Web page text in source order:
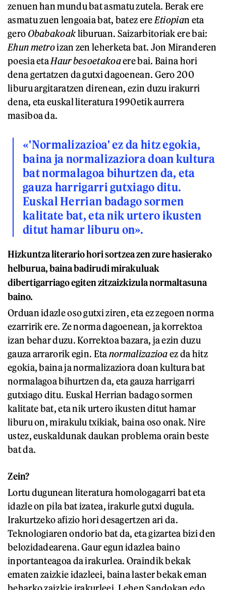
zenuen han mundu bat asmatu zutela. Berak ere
asmatu zuen lengoaia bat, batez ereEtiopian eta
gero Obabakoakliburuan. Saizarbitoriak ere bai:
Ehun metroizan zen leherketa bat. Jon Miranderen
poesia etaHaur besoetakoaere bai. Baina hori
dena gertatzen da gutxi dagoenean. Gero 200
liburu argitaratzen direnean, ezin duzu irakurri
dena, eta euskal literatura 1990etik aurrera
masiboa da.
«'Normalizazioa' ez da hitz egokia,
baina ja normalizaziora doan kultura
bat normalagoa bihurtzen da, eta
gauza harrigarri gutxiago ditu.
Euskal Herrian badago sormen
kalitate bat, eta nik urtero ikusten
ditut hamar liburu on».
Hizkuntza literario hori sortzea zen zure hasierako
helburua, baina badirudi mirakuluak
dibertigarriago egiten zitzaizkizula normaltasuna
baino.
Orduan idazle oso gutxi ziren, eta ez zegoen norma
ezarririk ere. Ze norma dagoenean, ja korrektoa
izan behar duzu. Korrektoa bazara, ja ezin duzu
gauza arrarorik egin. Etanormalizazioaez da hitz
egokia, baina ja normalizaziora doan kultura bat
normalagoa bihurtzen da, eta gauza harrigarri
gutxiago ditu. Euskal Herrian badago sormen
kalitate bat, eta nik urtero ikusten ditut hamar
liburu on, mirakulu txikiak, baina oso onak. Nire
ustez, euskaldunak daukan problema orain beste
bat da.
Zein?
Lortu dugunean literatura homologagarri bat eta
idazle on pila bat izatea, irakurle gutxi dugula.
Irakurtzeko afizio hori desagertzen ari da.
Teknologiaren ondorio bat da, eta gizartea bizi den
belozidadearena. Gaur egun idazlea baino
inportanteagoa da irakurlea. Oraindik bekak
ematen zaizkie idazleei, baina laster bekak eman